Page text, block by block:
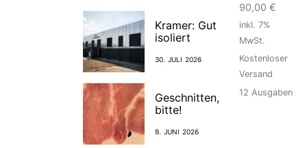
Kramer: Gut
isoliert
30. JULI 2026
Geschnitten,
bitte!
9. JUNI 2026
90,00 €
inkl. 7%
MwSt.
Kostenloser
Versand
12 Ausgaben